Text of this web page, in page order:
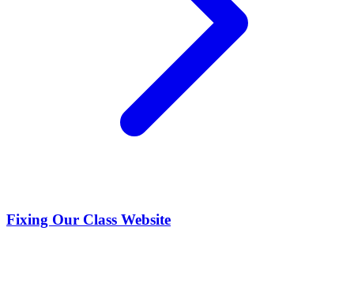
Fixing Our Class Website